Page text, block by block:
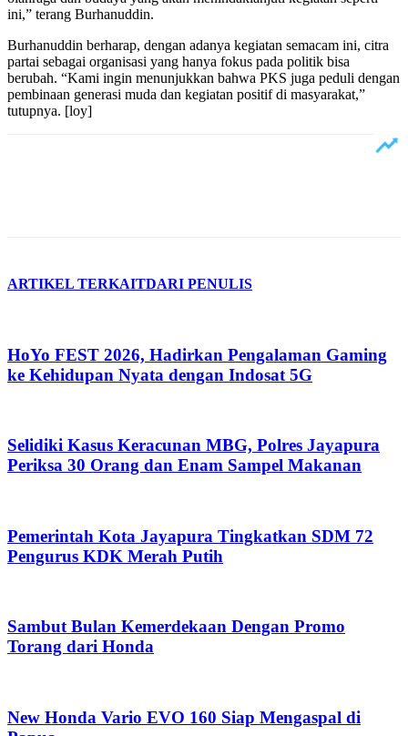
ini,” terang Burhanuddin.
‎Burhanuddin berharap, dengan adanya kegiatan semacam ini, citra
partai sebagai organisasi yang hanya fokus pada politik bisa
berubah. “Kami ingin menunjukkan bahwa PKS juga peduli dengan
pembinaan generasi muda dan kegiatan positif di masyarakat,”
tutupnya. [loy]
ARTIKEL TERKAITDARI PENULIS
HoYo FEST 2026, Hadirkan Pengalaman Gaming
ke Kehidupan Nyata dengan Indosat 5G
Selidiki Kasus Keracunan MBG, Polres Jayapura
Periksa 30 Orang dan Enam Sampel Makanan
Pemerintah Kota Jayapura Tingkatkan SDM 72
Pengurus KDK Merah Putih
Sambut Bulan Kemerdekaan Dengan Promo
Torang dari Honda
New Honda Vario EVO 160 Siap Mengaspal di